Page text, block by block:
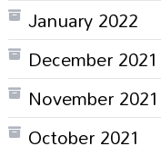
January 2022
December 2021
November 2021
October 2021